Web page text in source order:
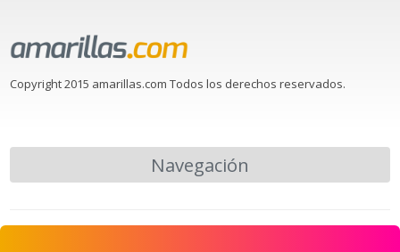
Copyright 2015 amarillas.com Todos los derechos reservados.
Navegación